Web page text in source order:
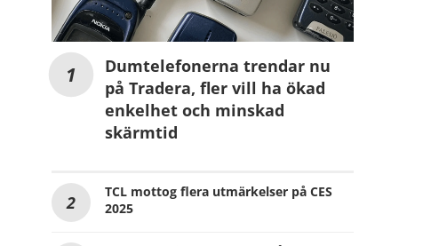
Dumtelefonerna trendar nu
på Tradera, fler vill ha ökad
enkelhet och minskad
skärmtid
TCL mottog flera utmärkelser på CES
2025